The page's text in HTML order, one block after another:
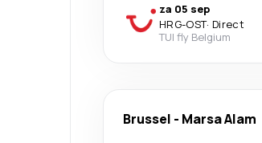
za 05 sep
HRG-OST· Direct
TUI fly Belgium
Brussel - Marsa Alam